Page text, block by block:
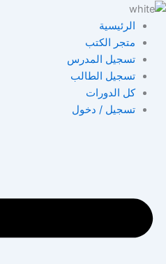
تخطي
المحتوى
الرئيسية
متجر الكتب
تسجيل المدرس
تسجيل الطالب
كل الدورات
تسجيل / دخول